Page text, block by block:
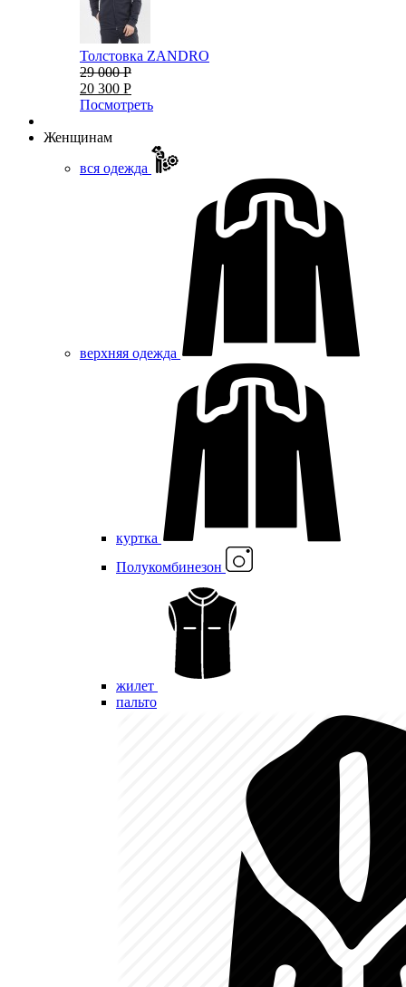
Толстовка ZANDRO
29 000 Р
20 300 Р
Посмотреть
Женщинам
вся одежда
верхняя одежда
куртка
Полукомбинезон
жилет
пальто